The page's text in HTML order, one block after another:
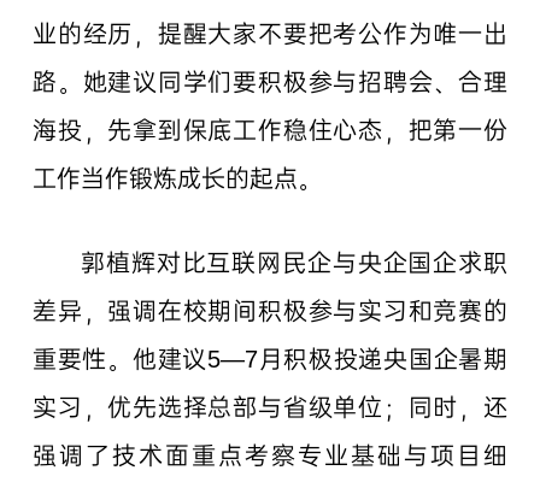
业的经历，提醒大家不要把考公作为唯一出
路。她建议同学们要积极参与招聘会、合理
海投，先拿到保底工作稳住心态，把第一份
工作当作锻炼成长的起点。
郭植辉对比互联网民企与央企国企求职
差异，强调在校期间积极参与实习和竞赛的
重要性。他建议5—7月积极投递央国企暑期
实习，优先选择总部与省级单位；同时，还
强调了技术面重点考察专业基础与项目细